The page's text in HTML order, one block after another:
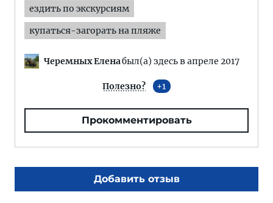
ездить по экскурсиям
купаться-загорать на пляже
Черемных Еленабыл(а) здесь в апреле 2017
Полезно? 1
Прокомментировать
Добавить отзыв